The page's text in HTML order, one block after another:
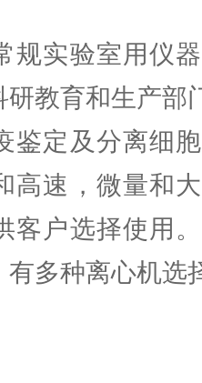
规实验室用仪
教育和生产部
鉴定及分离细
高速，微量和
客户选择使用
多种离心机选